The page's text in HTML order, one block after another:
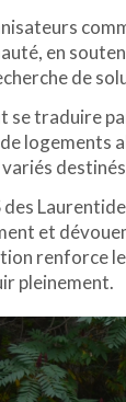
en
de
se traduire
logements
des
et
renforce
pleinement.